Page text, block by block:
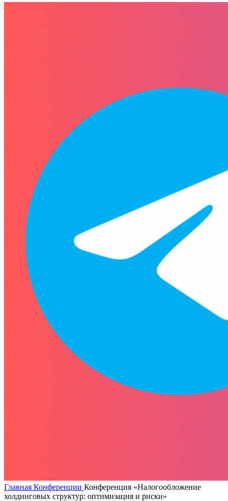
Главная Конференции Конференция «Налогообложение
холдинговых структур: оптимизация и риски»